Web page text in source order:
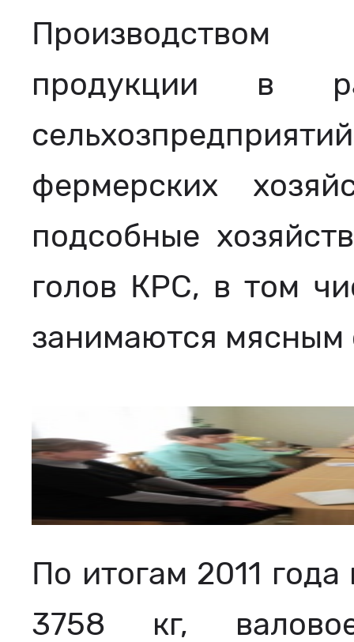
Производством
продукции в
фермерских
подсобные
голов КРС, в том
занимаются мясным
По итогам 2011
3758 кг,